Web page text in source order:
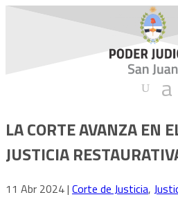
LA CORTE AVANZA EN
JUSTICIA
11 Abr 2024| Corte de Justicia,